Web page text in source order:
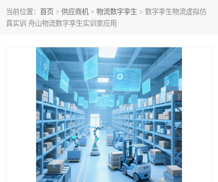
当前位置： 首页 > 供应商机 > 物流数字孪生 > 数字孪生物流虚拟仿
真实训 舟山物流数字孪生实训室应用
智慧零售实训 智能制造
物流数字孪生 数字企业经营
工业工程实训室